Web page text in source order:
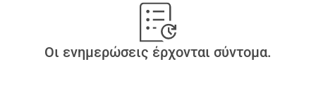
Οι ενημερώσεις έρχονται σύντομα.